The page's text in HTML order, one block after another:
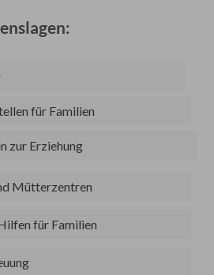
für Familien
zur Erziehung
Mütterzentren
für Familien